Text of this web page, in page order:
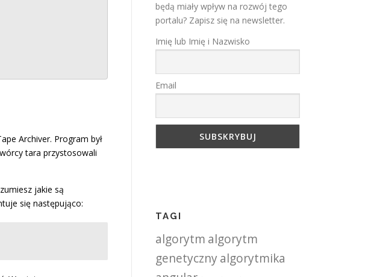
Archiver. Program był
tara przystosowali
jakie są
się następująco:
będą miały wpływ na rozwój tego
portalu? Zapisz się na newsletter.
Imię lub Imię i Nazwisko
Email
TAGI
algorytm algorytm
genetycznyalgorytmika